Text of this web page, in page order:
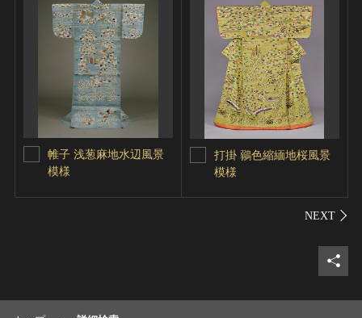
帷子 浅葱麻地水辺風景
模様
打掛 鶸色縮緬地桜風景
模様
シェ